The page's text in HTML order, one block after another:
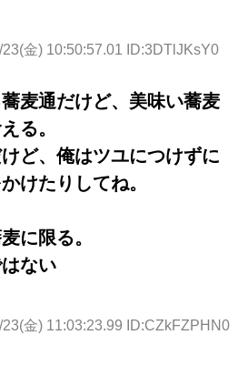
金) 10:50:57.01 ID:3DTlJKsY0
麦通だけど、美味い蕎麦
る。
ど、俺はツユにつけずに
けたりしてね。
に限る。
ない
23(金) 11:03:23.99 ID:CZkFZPHN0